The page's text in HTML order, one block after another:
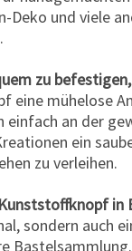
Deko und viele
zu befestigen,
eine mühelose
einfach an der
ein
zu verleihen.
in
sondern auch